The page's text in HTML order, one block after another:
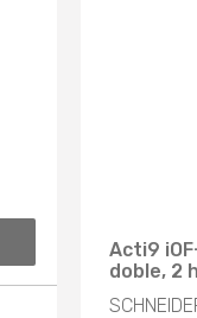
Acti9
doble, 2